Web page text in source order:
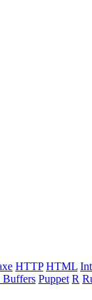
HTTP HTML
Buffers Puppet R